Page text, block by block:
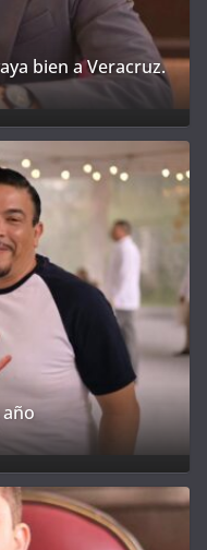
bien a Veracruz.